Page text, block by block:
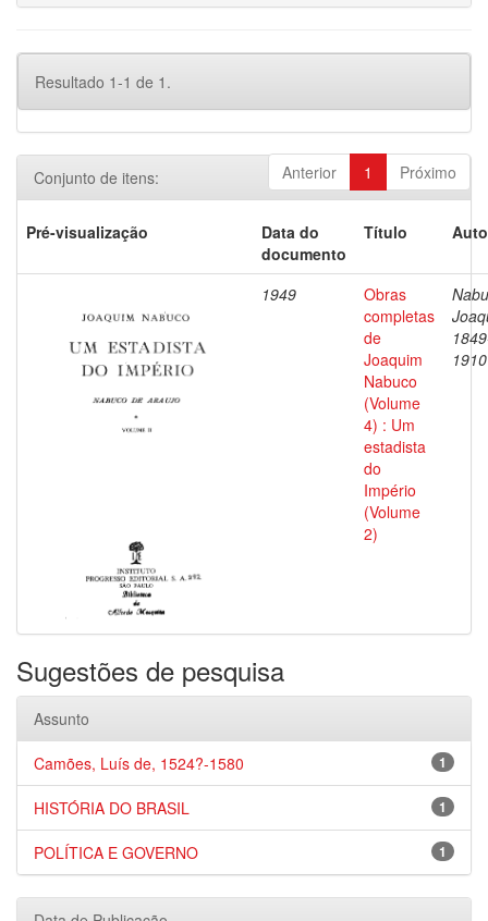
Resultado 1-1 de 1.
Anterior 1 Próximo
Conjunto de itens:
Pré-visualização
Data do
documento
Título
1949
Obras
completas
de
Joaquim
Nabuco
(Volume
4) : Um
estadista
do
Império
(Volume
2)
1910
Sugestões de pesquisa
Assunto
1
Camões, Luís de, 1524?-1580
1
HISTÓRIA DO BRASIL
1
POLÍTICA E GOVERNO